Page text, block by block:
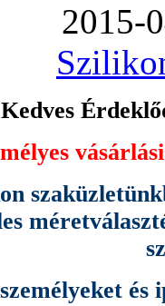
2015-
Kedves
és